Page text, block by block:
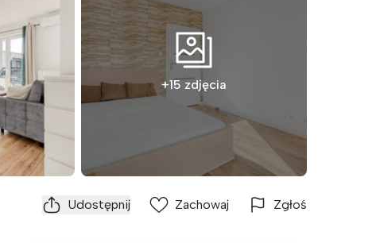
+15 zdjęcia
Udostępnij Zachowaj Zgłoś